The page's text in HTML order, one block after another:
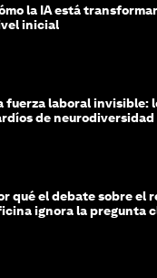
la IA está
inicial
fuerza laboral invisible:
de neurodiversidad
qué el debate sobre el
ignora la pregunta